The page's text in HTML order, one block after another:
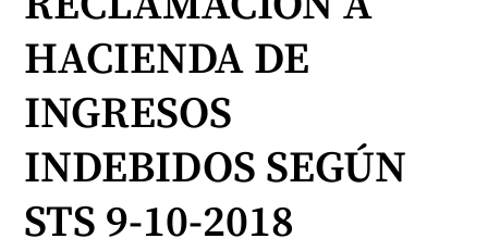
Noticias
¿En qué podemos ayudarte?
HACIENDA DE
INGRESOS
INDEBIDOS SEGÚN
STS 9-10-2018